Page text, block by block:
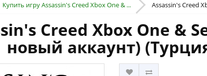
Купить игру Assassin's Creed Xbox One & ... Assassin's Creed
Creed Xbox One &
новый аккаунт)